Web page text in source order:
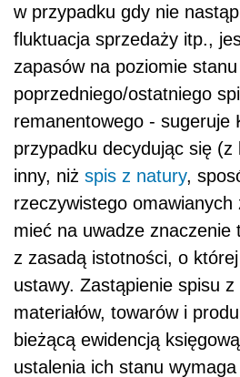
w przypadku gdy nie
fluktuacja sprzedaży itp.,
zapasów na poziomie
poprzedniego/ostatniego
remanentowego - sugeruje
przypadku decydując się (z
inny, niż spis z natury,
rzeczywistego omawianych
mieć na uwadze znaczenie
z zasadą istotności, o
ustawy. Zastąpienie spisu
materiałów, towarów i
bieżącą ewidencją
ustalenia ich stanu